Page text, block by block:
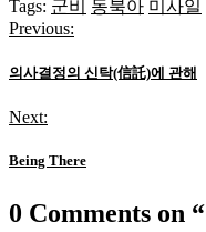
Tags: 군비 동북아 미사일
글
탐
색
Previous:
의사결정의 신탁(信託)에 관해
Next:
Being There
0 Comments on “